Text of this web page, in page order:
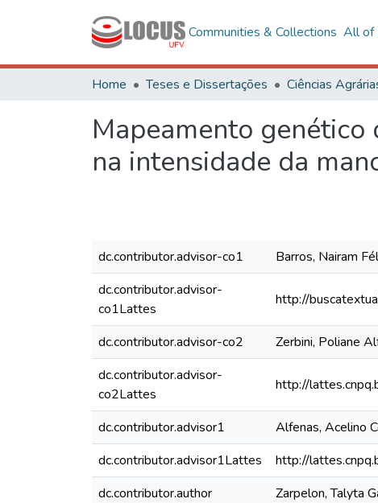
Communities & Collections All of
Home Teses e Dissertações Ciências
Mapeamento
na intensidade da
dc.contributor.advisor-co1
Barros, Nairam
dc.contributor.advisor-
co1Lattes
http://
dc.contributor.advisor-co2
Zerbini, Poliane
dc.contributor.advisor-
co2Lattes
http://
dc.contributor.advisor1
Alfenas, Acelino
dc.contributor.advisor1Lattes
http://
dc.contributor.author
Zarpelon, Talyta